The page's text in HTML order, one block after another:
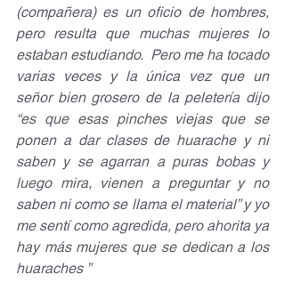
(compañera) es un oficio de hombres,
pero resulta que muchas mujeres lo
estaban estudiando.  Pero me ha tocado
varias veces y la única vez que un
señor bien grosero de la peletería dijo
“es que esas pinches viejas que se
ponen a dar clases de huarache y ni
saben y se agarran a puras bobas y
luego mira, vienen a preguntar y no
saben ni como se llama el material” y yo
me sentí como agredida, pero ahorita ya
hay más mujeres que se dedican a los
huaraches ”